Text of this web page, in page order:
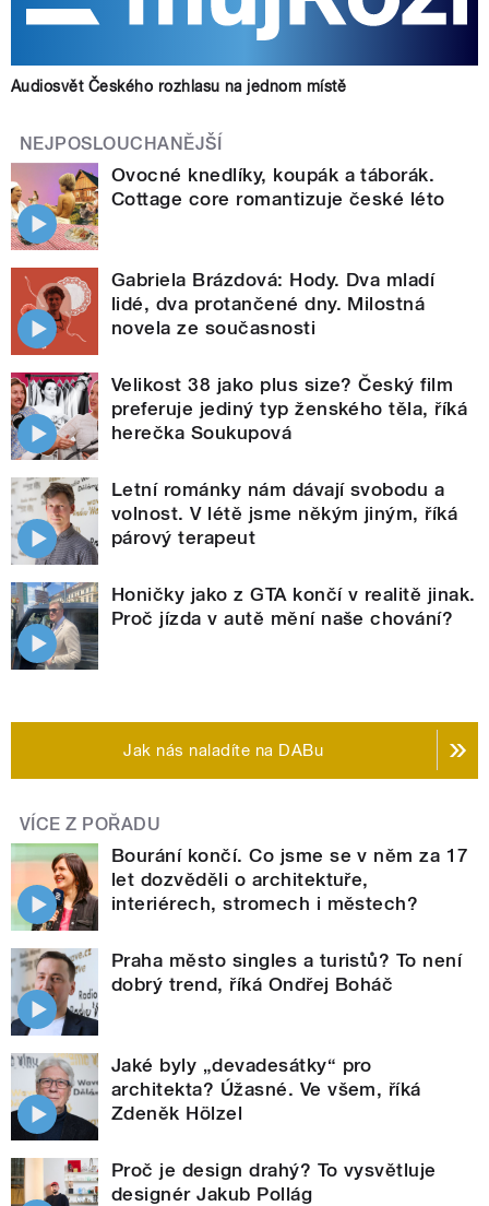
Audiosvět Českého rozhlasu na jednom místě
NEJPOSLOUCHANĚJŠÍ
Ovocné knedlíky, koupák a táborák.
Cottage core romantizuje české léto
Gabriela Brázdová: Hody. Dva mladí
lidé, dva protančené dny. Milostná
novela ze současnosti
Velikost 38 jako plus size? Český film
preferuje jediný typ ženského těla, říká
herečka Soukupová
Letní románky nám dávají svobodu a
volnost. V létě jsme někým jiným, říká
párový terapeut
Honičky jako z GTA končí v realitě jinak.
Proč jízda v autě mění naše chování?
Jak nás naladíte na DABu
VÍCE Z POŘADU
Bourání končí. Co jsme se v něm za 17
let dozvěděli o architektuře,
interiérech, stromech i městech?
Praha město singles a turistů? To není
dobrý trend, říká Ondřej Boháč
Jaké byly „devadesátky“ pro
architekta? Úžasné. Ve všem, říká
Zdeněk Hölzel
Proč je design drahý? To vysvětluje
designér Jakub Pollág